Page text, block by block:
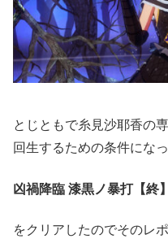
とじともで糸見沙耶香の
回生するための条件にな
凶禍降臨 漆黒ノ暴打【終】
をクリアしたのでそのレポ